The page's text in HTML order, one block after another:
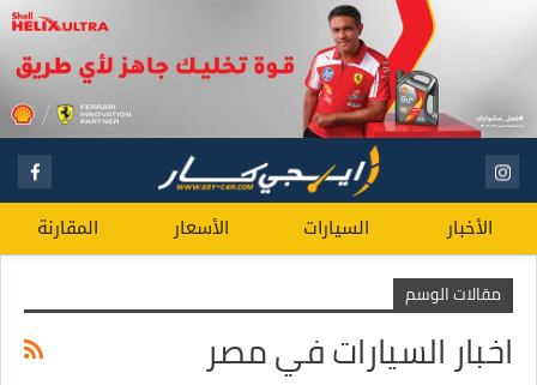
الأخبار السيارات الأسعار المقارنة
مقالات الوسم
اخبار السيارات في مصر